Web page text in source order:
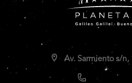
Av. Sarmiento s/n,